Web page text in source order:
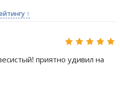
↑
приятно удивил на